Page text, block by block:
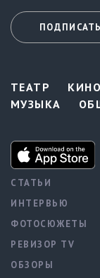
ТЕАТР КИНО
МУЗЫКА
СТАТЬИ
ИНТЕРВЬЮ
ФОТОСЮЖЕТЫ
РЕВИЗОР TV
ОБЗОРЫ